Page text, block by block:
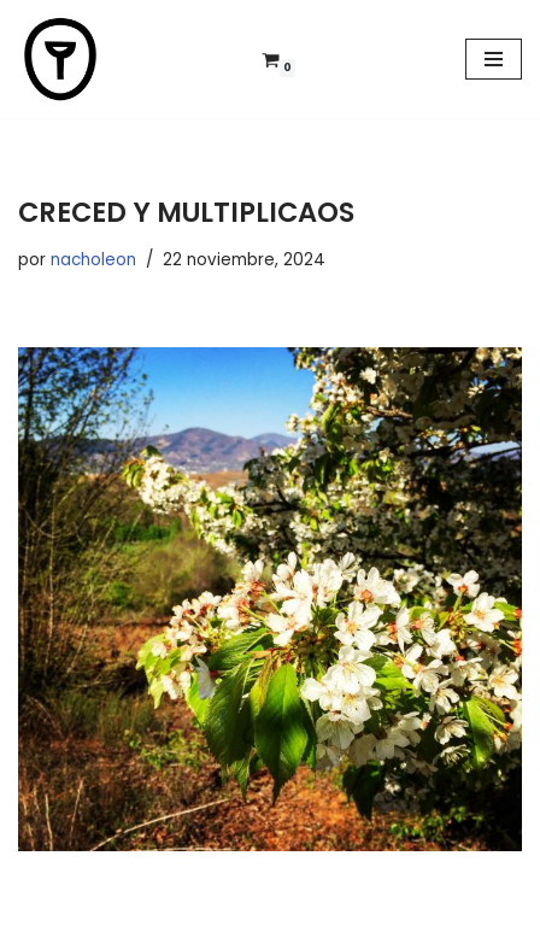
Saltar
al
0
CRECED Y MULTIPLICAOS
por nacholeon 22 noviembre, 2024